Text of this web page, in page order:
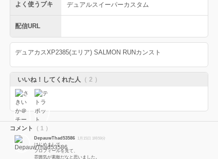
よく使うブキ デュアルスイーパーカスタム
配信URL
デュアカスXP2385(エリア) SALMON RUNカンスト
いいね！してくれた人 （ 2 ）
コメント （ 1 ）
DepauwThad53586 1月15日 1時59分
はじめまして。
プロフィールを見て、
雰囲気が素敵だなと思いました。